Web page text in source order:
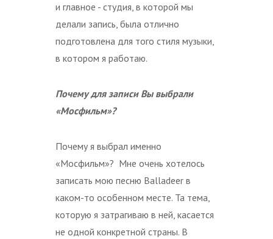
и главное - студия, в которой мы
делали запись, была отлично
подготовлена для того стиля музыки,
в котором я работаю.
Почему для записи Вы выбрали
«Мосфильм»?
Почему я выбрал именно
«Мосфильм»? Мне очень хотелось
записать мою песню Balladeer в
каком-то особенном месте. Та тема,
которую я затрагиваю в ней, касается
не одной конкретной страны. В